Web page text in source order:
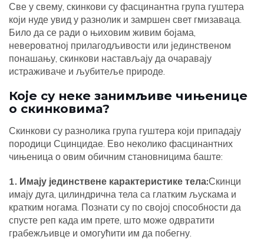
Све у свему, скинкови су фасцинантна група гуштера
који нуде увид у разнолик и замршен свет гмизаваца.
Било да се ради о њиховим живим бојама,
невероватној прилагодљивости или јединственом
понашању, скинкови настављају да очаравају
истраживаче и љубитеље природе.
Које су неке занимљиве чињенице
о скинковима?
Скинкови су разнолика група гуштера који припадају
породици Сцинцидае. Ево неколико фасцинантних
чињеница о овим обичним становницима баште:
1. Имају јединствене карактеристике тела:Скинци
имају дуга, цилиндрична тела са глатким љускама и
кратким ногама. Познати су по својој способности да
спусте реп када им прете, што може одвратити
грабежљивце и омогућити им да побегну.